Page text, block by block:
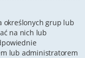
określonych grup lub
na nich lub
lub administratorem